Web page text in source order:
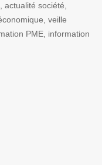
actualité société,
veille
PME, information